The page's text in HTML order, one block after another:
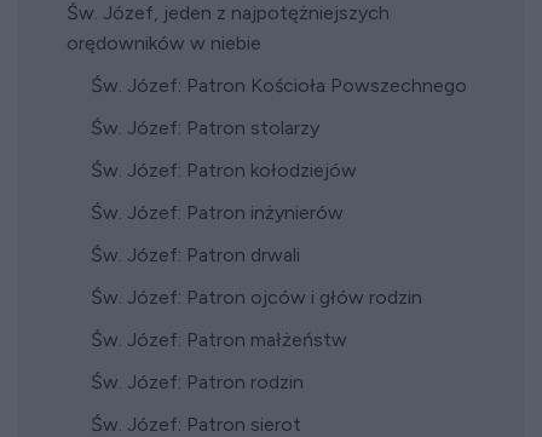
Św. Józef, jeden z najpotężniejszych
orędowników w niebie
Św. Józef: Patron Kościoła Powszechnego
Św. Józef: Patron stolarzy
Św. Józef: Patron kołodziejów
Św. Józef: Patron inżynierów
Św. Józef: Patron drwali
Św. Józef: Patron ojców i głów rodzin
Św. Józef: Patron małżeństw
Św. Józef: Patron rodzin
Św. Józef: Patron sierot